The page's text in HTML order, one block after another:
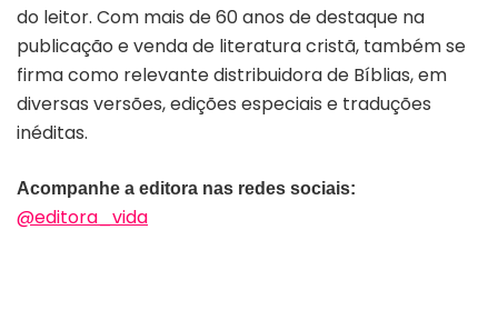
do leitor. Com mais de 60 anos de destaque na
publicação e venda de literatura cristã, também se
firma como relevante distribuidora de Bíblias, em
diversas versões, edições especiais e traduções
inéditas.
Acompanhe a editora nas redes sociais:
@editora_vida